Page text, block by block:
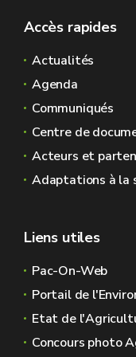
Accès rapides
Actualités
Agenda
Communiqués
Centre de
Acteurs et
Adaptations à la
Liens utiles
Pac-On-Web
Portail de
Etat de
Concours photo